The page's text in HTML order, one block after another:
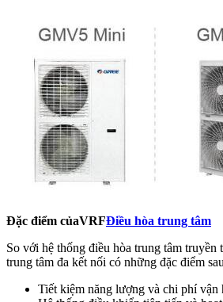
Đặc điểm củaVRFĐiều hòa trung tâm
So với hệ thống điều hòa trung tâm truyền
trung tâm đa kết nối có những đặc điểm
Tiết kiệm năng lượng và chi phí vận